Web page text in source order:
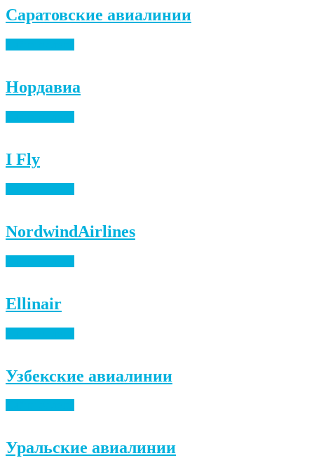
Саратовские авиалинии
Нордавиа
I Fly
NordwindAirlines
Ellinair
Узбекские авиалинии
Уральские авиалинии